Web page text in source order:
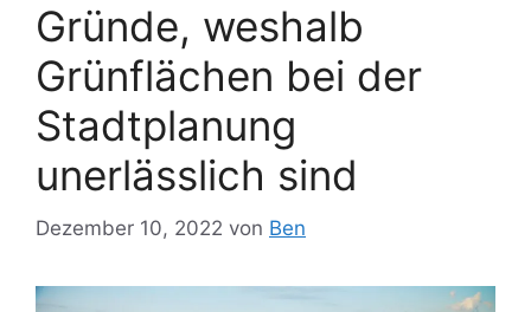
Gründe, weshalb
Grünflächen bei der
Stadtplanung
unerlässlich sind
Dezember 10, 2022 von Ben